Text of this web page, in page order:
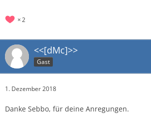
2
<<[dMc]>>
Gast
1. Dezember 2018
Danke Sebbo, für deine Anregungen.